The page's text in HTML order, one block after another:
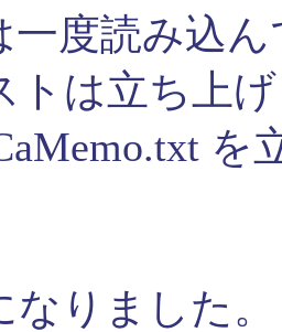
一度読み込
トは立ち上
りました。